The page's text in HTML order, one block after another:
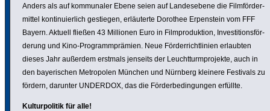
Anders als auf kommu­naler Ebene seien auf Landes­ebene die Film­för­der­
mittel konti­nu­ier­lich gestiegen, erläu­terte Dorothee Erpen­stein vom FFF
Bayern. Aktuell fließen 43 Millionen Euro in Film­pro­duk­tion, Inves­ti­ti­ons­för­
de­rung und Kino-Programm­prä­mien. Neue Förder­richt­li­nien erlaubten
dieses Jahr außerdem erstmals jenseits der Leucht­turm­pro­jekte, auch in
den baye­ri­schen Metro­polen München und Nürnberg kleinere Festivals zu
fördern, darunter UNDERDOX, das die Förder­be­din­gungen erfüllte.
Kultur­po­litik für alle!